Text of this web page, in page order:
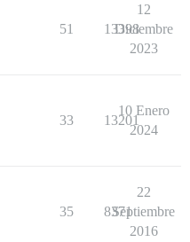
51 13398
12
Diciembre
2023
33 13201
10 Enero
2024
35 8371
22
Septiembre
2016